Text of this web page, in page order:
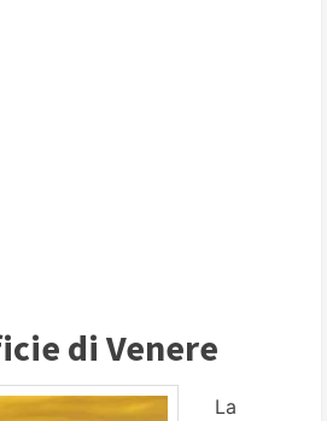
di Venere
La